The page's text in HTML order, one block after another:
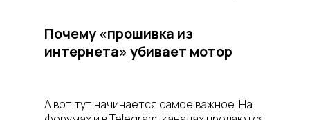
Почему «прошивка из
интернета» убивает мотор
А вот тут начинается самое важное. На